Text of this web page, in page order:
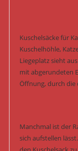
Kuschelsäcke für
Kuschelhöhle,
Liegeplatz sieht
mit abgerundeten
Öffnung, durch die
Manchmal ist der
sich aufstellen